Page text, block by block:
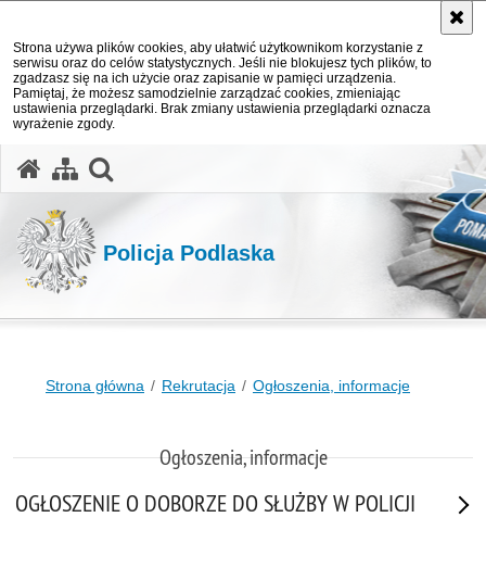
Strona używa plików cookies, aby ułatwić użytkownikom korzystanie z
serwisu oraz do celów statystycznych. Jeśli nie blokujesz tych plików, to
zgadzasz się na ich użycie oraz zapisanie w pamięci urządzenia.
Pamiętaj, że możesz samodzielnie zarządzać cookies, zmieniając
ustawienia przeglądarki. Brak zmiany ustawienia przeglądarki oznacza
wyrażenie zgody.
Policja Podlaska
Strona główna Rekrutacja Ogłoszenia, informacje
Ogłoszenia, informacje
OGŁOSZENIE O DOBORZE DO SŁUŻBY W POLICJI